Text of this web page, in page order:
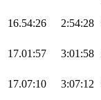
16.54:26 2:54:28
17.01:57 3:01:58
17.07:10 3:07:12